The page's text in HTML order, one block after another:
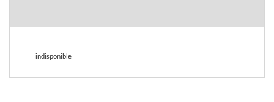
indisponible